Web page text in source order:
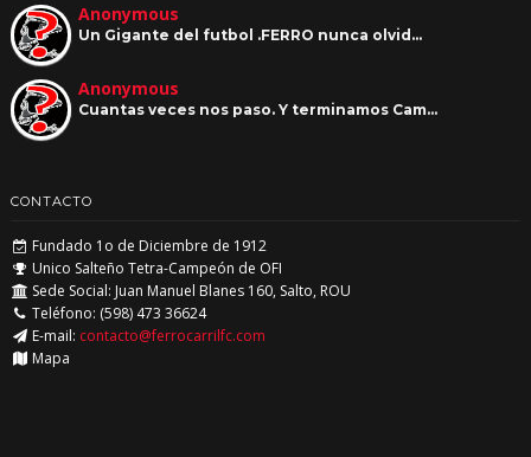
Anonymous
Un Gigante del futbol .FERRO nunca olvid…
Anonymous
Cuantas veces nos paso. Y terminamos Cam…
CONTACTO
Fundado 1o de Diciembre de 1912
Unico Salteño Tetra-Campeón de OFI
Sede Social: Juan Manuel Blanes 160, Salto, ROU
Teléfono: (598) 473 36624
E-mail: contacto@ferrocarrilfc.com
Mapa